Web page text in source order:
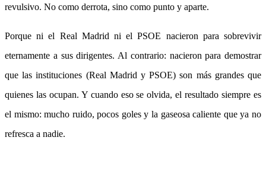
revulsivo. No como derrota, sino como punto y aparte.
Porque ni el Real Madrid ni el PSOE nacieron para sobrevivir
eternamente a sus dirigentes. Al contrario: nacieron para demostrar
que las instituciones (Real Madrid y PSOE) son más grandes que
quienes las ocupan. Y cuando eso se olvida, el resultado siempre es
el mismo: mucho ruido, pocos goles y la gaseosa caliente que ya no
refresca a nadie.